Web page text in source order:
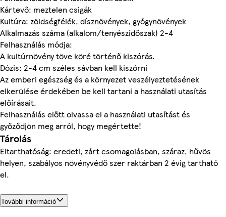
Kártevő: meztelen csigák
Kultúra: zöldségfélék, dísznövények, gyógynövények
Alkalmazás száma (alkalom/tenyészidőszak) 2-4
Felhasználás módja:
A kultúrnövény töve köré történő kiszórás.
Dózis: 2-4 cm széles sávban kell kiszórni
Az emberi egészség és a környezet veszélyeztetésének
elkerülése érdekében be kell tartani a használati utasítás
előírásait.
Felhasználás előtt olvassa el a használati utasítást és
győződjön meg arról, hogy megértette!
Tárolás
Eltarthatóság: eredeti, zárt csomagolásban, száraz, hűvös
helyen, szabályos növényvédő szer raktárban 2 évig tartható
el.
További információ